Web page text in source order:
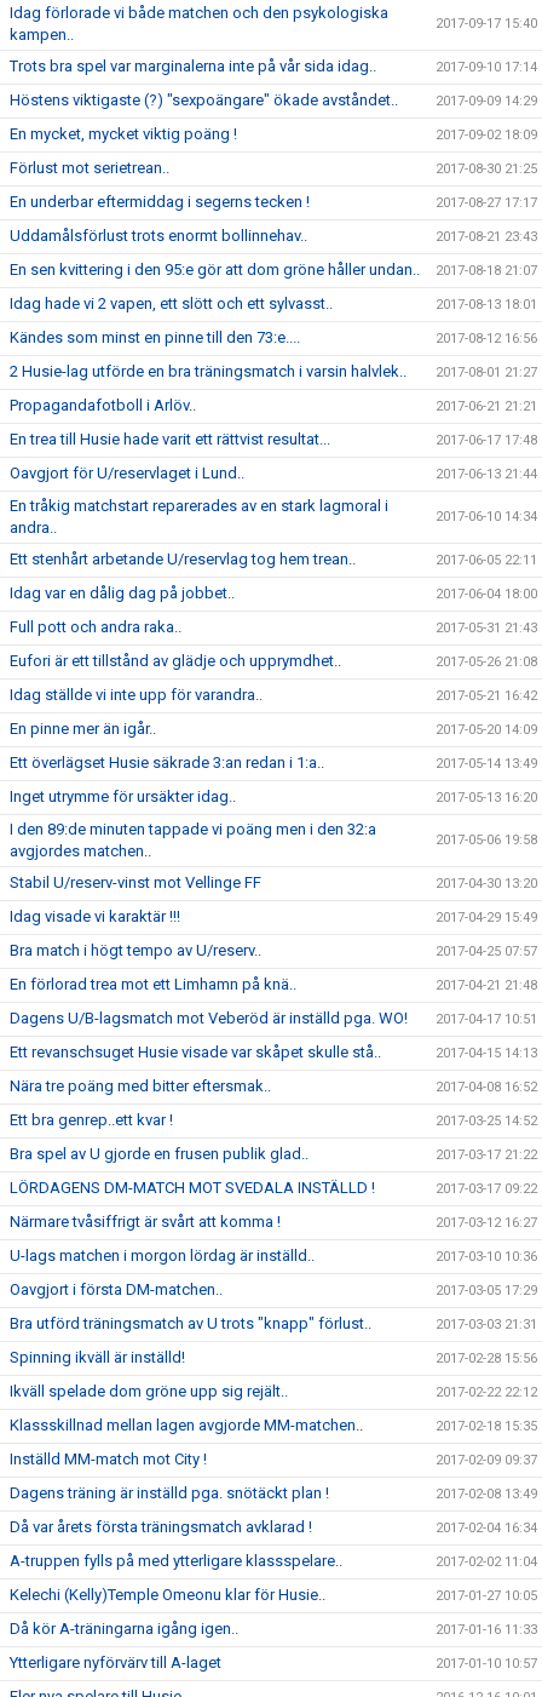
Idag förlorade vi både matchen och den psykologiska
kampen..
2017-09-17 15:40
Trots bra spel var marginalerna inte på vår sida idag.. 2017-09-10 17:14
Höstens viktigaste (?) "sexpoängare" ökade avståndet.. 2017-09-09 14:29
En mycket, mycket viktig poäng ! 2017-09-02 18:09
Förlust mot serietrean.. 2017-08-30 21:25
En underbar eftermiddag i segerns tecken ! 2017-08-27 17:17
Uddamålsförlust trots enormt bollinnehav.. 2017-08-21 23:43
En sen kvittering i den 95:e gör att dom gröne håller undan.. 2017-08-18 21:07
Idag hade vi 2 vapen, ett slött och ett sylvasst.. 2017-08-13 18:01
Kändes som minst en pinne till den 73:e.... 2017-08-12 16:56
2 Husie-lag utförde en bra träningsmatch i varsin halvlek.. 2017-08-01 21:27
Propagandafotboll i Arlöv.. 2017-06-21 21:21
En trea till Husie hade varit ett rättvist resultat... 2017-06-17 17:48
Oavgjort för U/reservlaget i Lund.. 2017-06-13 21:44
En tråkig matchstart reparerades av en stark lagmoral i
andra..
2017-06-10 14:34
Ett stenhårt arbetande U/reservlag tog hem trean.. 2017-06-05 22:11
Idag var en dålig dag på jobbet.. 2017-06-04 18:00
Full pott och andra raka.. 2017-05-31 21:43
Eufori är ett tillstånd av glädje och upprymdhet.. 2017-05-26 21:08
Idag ställde vi inte upp för varandra.. 2017-05-21 16:42
En pinne mer än igår.. 2017-05-20 14:09
Ett överlägset Husie säkrade 3:an redan i 1:a.. 2017-05-14 13:49
Inget utrymme för ursäkter idag.. 2017-05-13 16:20
I den 89:de minuten tappade vi poäng men i den 32:a
avgjordes matchen..
2017-05-06 19:58
Stabil U/reserv-vinst mot Vellinge FF 2017-04-30 13:20
Idag visade vi karaktär !!! 2017-04-29 15:49
Bra match i högt tempo av U/reserv.. 2017-04-25 07:57
En förlorad trea mot ett Limhamn på knä.. 2017-04-21 21:48
Dagens U/B-lagsmatch mot Veberöd är inställd pga. WO! 2017-04-17 10:51
Ett revanschsuget Husie visade var skåpet skulle stå.. 2017-04-15 14:13
Nära tre poäng med bitter eftersmak.. 2017-04-08 16:52
Ett bra genrep..ett kvar ! 2017-03-25 14:52
Bra spel av U gjorde en frusen publik glad.. 2017-03-17 21:22
LÖRDAGENS DM-MATCH MOT SVEDALA INSTÄLLD ! 2017-03-17 09:22
Närmare tvåsiffrigt är svårt att komma ! 2017-03-12 16:27
U-lags matchen i morgon lördag är inställd.. 2017-03-10 10:36
Oavgjort i första DM-matchen.. 2017-03-05 17:29
Bra utförd träningsmatch av U trots "knapp" förlust.. 2017-03-03 21:31
Spinning ikväll är inställd! 2017-02-28 15:56
Ikväll spelade dom gröne upp sig rejält.. 2017-02-22 22:12
Klassskillnad mellan lagen avgjorde MM-matchen.. 2017-02-18 15:35
Inställd MM-match mot City ! 2017-02-09 09:37
Dagens träning är inställd pga. snötäckt plan ! 2017-02-08 13:49
Då var årets första träningsmatch avklarad ! 2017-02-04 16:34
A-truppen fylls på med ytterligare klassspelare.. 2017-02-02 11:04
Kelechi (Kelly)Temple Omeonu klar för Husie.. 2017-01-27 10:05
Då kör A-träningarna igång igen.. 2017-01-16 11:33
Ytterligare nyförvärv till A-laget 2017-01-10 10:57